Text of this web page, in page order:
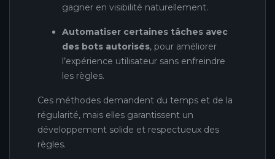
gagner en visibilité naturellement.
Automatiser certaines tâches avec
des bots autorisés, pour améliorer
l’expérience utilisateur sans enfreindre
les règles.
Ces méthodes demandent du temps et de la
régularité, mais elles garantissent un
développement solide et respectueux des
règles.